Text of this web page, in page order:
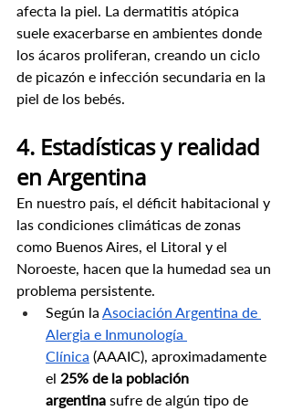
afecta la piel. La dermatitis atópica
suele exacerbarse en ambientes donde
los ácaros proliferan, creando un ciclo
de picazón e infección secundaria en la
piel de los bebés.
4. Estadísticas y realidad
en Argentina
En nuestro país, el déficit habitacional y
las condiciones climáticas de zonas
como Buenos Aires, el Litoral y el
Noroeste, hacen que la humedad sea un
problema persistente.
Según la Asociación Argentina de
Alergia e Inmunología
Clínica (AAAIC), aproximadamente
el 25% de la población
argentina sufre de algún tipo de